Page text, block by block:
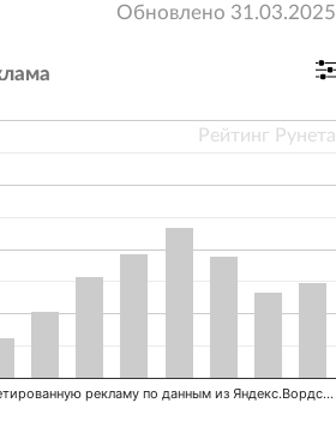
Обновлено 31.03.2025
рекламу по данным из Яндекс.Вордс…
Рейтинг Рунета